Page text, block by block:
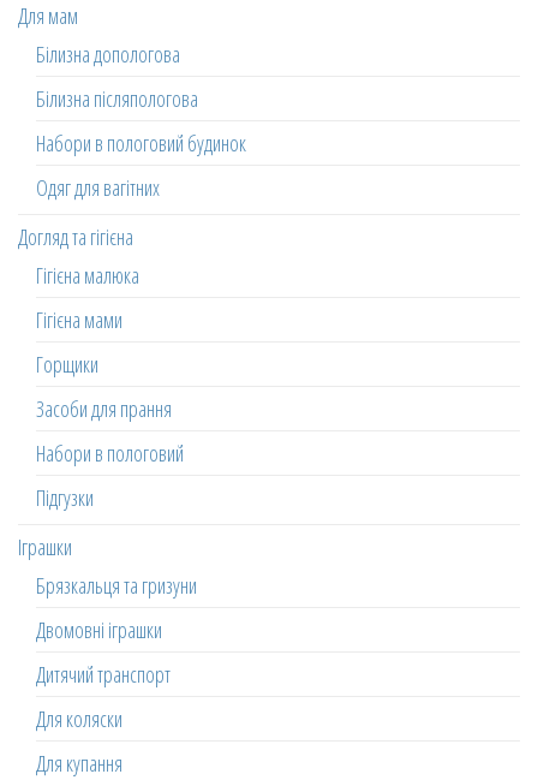
Для мам
Білизна допологова
Білизна післяпологова
Набори в пологовий будинок
Одяг для вагітних
Догляд та гігієна
Гігієна малюка
Гігієна мами
Горщики
Засоби для прання
Набори в пологовий
Підгузки
Іграшки
Брязкальця та гризуни
Двомовні іграшки
Дитячий транспорт
Для коляски
Для купання